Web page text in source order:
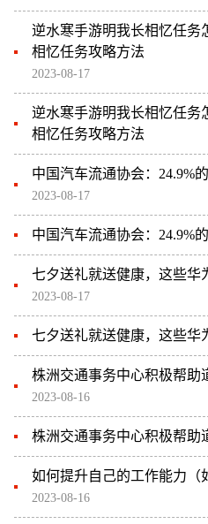
逆水寒手游明我长相忆任务
相忆任务攻略方法
2023-08-17
逆水寒手游明我长相忆任务
相忆任务攻略方法
中国汽车流通协会：24.9%
2023-08-17
中国汽车流通协会：24.9%
七夕送礼就送健康，这些华
2023-08-17
七夕送礼就送健康，这些华
株洲交通事务中心积极帮助
2023-08-16
株洲交通事务中心积极帮助
如何提升自己的工作能力（
2023-08-16